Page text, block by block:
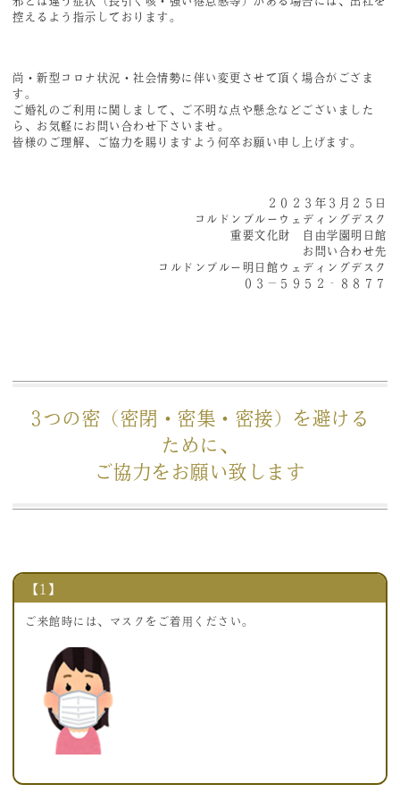
控えるよう指示しております。
尚・新型コロナ状況・社会情勢に伴い変更させて頂く場合がござま
す。
ご婚礼のご利用に関しまして、ご不明な点や懸念などございました
ら、お気軽にお問い合わせ下さいませ。
皆様のご理解、ご協力を賜りますよう何卒お願い申し上げます。
２０２３年３月２５日
コルドンブルーウェディングデスク
重要文化財 自由学園明日館
お問い合わせ先
コルドンブルー明日館ウェディングデスク
０３－５９５２‐８８７７
3つの密（密閉・密集・密接）を避ける
ために、
ご協力をお願い致します
【1】
ご来館時には、マスクをご着用ください。